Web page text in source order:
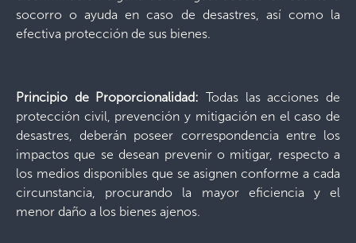
socorro o ayuda en caso de desastres, así como la
efectiva protección de sus bienes.
Principio de Proporcionalidad: Todas las acciones de
protección civil, prevención y mitigación en el caso de
desastres, deberán poseer correspondencia entre los
impactos que se desean prevenir o mitigar, respecto a
los medios disponibles que se asignen conforme a cada
circunstancia, procurando la mayor eficiencia y el
menor daño a los bienes ajenos.